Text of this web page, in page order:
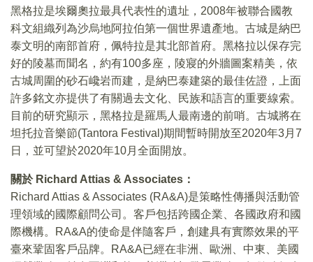
黑格拉是埃爾奧拉最具代表性的遺址，2008年被聯合國教
科文組織列為沙烏地阿拉伯第一個世界遺產地。古城是納巴
泰文明的南部首府，佩特拉是其北部首府。黑格拉以保存完
好的陵墓而聞名，約有100多座，陵寢的外牆圖案精美，依
古城周圍的砂石巉岩而建，是納巴泰建築的最佳佐證，上面
許多銘文亦提供了有關過去文化、民族和語言的重要線索。
目前的研究顯示，黑格拉是羅馬人最南邊的前哨。古城將在
坦托拉音樂節(Tantora Festival)期間暫時開放至2020年3月7
日，並可望於2020年10月全面開放。
關於Richard Attias & Associates ：
Richard Attias & Associates (RA&A)是策略性傳播與活動管
理領域的國際顧問公司。客戶包括跨國企業、各國政府和國
際機構。RA&A的使命是伴隨客戶，創建具有實際效果的平
臺來鞏固客戶品牌。RA&A已經在非洲、歐洲、中東、美國